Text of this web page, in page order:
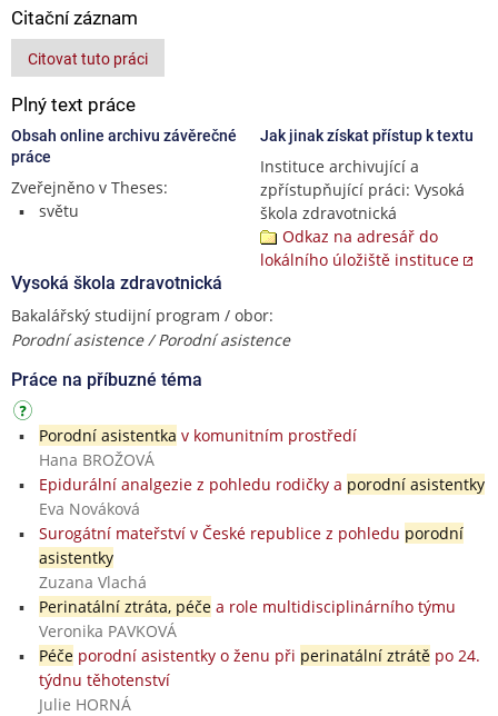
Citační záznam
Citovat tuto práci
Plný text práce
Obsah online archivu závěrečné
práce
Zveřejněno v Theses:
světu
Jak jinak získat přístup k textu
Instituce archivující a
zpřístupňující práci: Vysoká
škola zdravotnická
Odkaz na adresář do
lokálního úložiště instituce
Vysoká škola zdravotnická
Bakalářský studijní program / obor:
Porodní asistence / Porodní asistence
Práce na příbuzné téma
Porodní asistentka v komunitním prostředí
Hana BROŽOVÁ
Epidurální analgezie z pohledu rodičky a porodní asistentky
Eva Nováková
Surogátní mateřství v České republice z pohledu porodní
asistentky
Zuzana Vlachá
Perinatální ztráta, péčea role multidisciplinárního týmu
Veronika PAVKOVÁ
Péčeporodní asistentky o ženu při perinatální ztrátěpo 24.
týdnu těhotenství
Julie HORNÁ